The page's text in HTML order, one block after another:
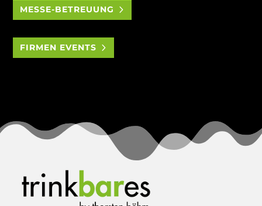
MESSE-BETREUUNG
FIRMEN EVENTS